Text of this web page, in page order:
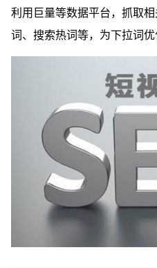
利用巨量等数据平台，抓取
词、搜索热词等，为下拉词优